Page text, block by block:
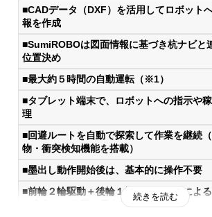
■CADデータ（DXF）を活用してロボット
報を作成
■SumiROBOは図面情報に基づき杭ナビと
位置決め
■最大約５時間の自動運転（※1）
■タブレット端末で、ロボットへの指示や
理
■回避ルートを自動で探索して作業を継続
物・衝突検知機能を搭載）
■墨出し動作開始後は、基本的に操作不要
■前輪２輪駆動＋後輪１輪キャスターによ
（密集した位置の墨出しにも適応）
続きを読む